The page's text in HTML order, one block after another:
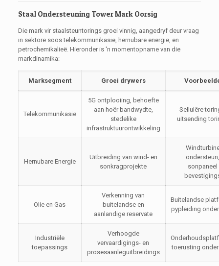
Staal Ondersteuning Tower Mark Oorsig
Die mark vir staalsteuntorings groei vinnig, aangedryf deur vraag
in sektore soos telekommunikasie, hernubare energie, en
petrochemikalieë. Hieronder is 'n momentopname van die
markdinamika:
Marksegment Groei drywers
Telekommunikasie
5G ontplooiing, behoefte
aan hoër bandwydte,
stedelike
infrastruktuurontwikkeling
Sellulêre
uitsending
Hernubare Energie
Uitbreiding van wind- en
sonkragprojekte
sonpaneel
Olie en Gas
Verkenning van
buitelandse en
aanlandige reservate
Buitelandse
pypleiding
Industriële
toepassings
Verhoogde
vervaardigings- en
prosesaanleguitbreidings
toerusting